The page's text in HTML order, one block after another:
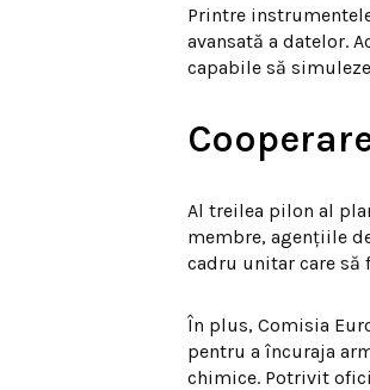
Printre
avansată a datelor.
capabile să
Al treilea pilon al
membre, agențiile
cadru unitar care să
În plus, Comisia
pentru a încuraja
chimice. Potrivit